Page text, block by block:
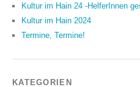
Kultur im Hain 24 -HelferInnen
Kultur im Hain 2024
Termine, Termine!
KATEGORIEN